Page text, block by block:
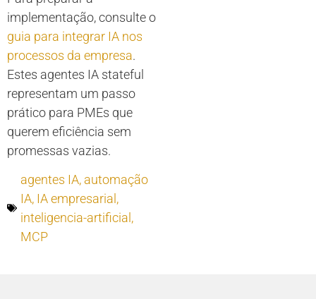
implementação, consulte o
guia para integrar IA nos
processos da empresa.
Estes agentes IA stateful
representam um passo
prático para PMEs que
querem eficiência sem
promessas vazias.
agentes IA, automação
IA, IA empresarial ,
inteligencia-artificial ,
MCP